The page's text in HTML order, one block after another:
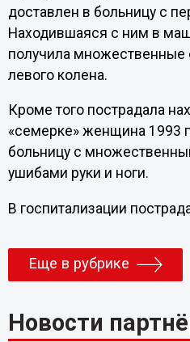
доставлен в больницу с
Находившаяся с ним в
получила множественные
левого колена.
Кроме того пострадала
«семерке» женщина 1993
больницу с
ушибами руки и ноги.
В госпитализации
Еще в рубрике
Новости